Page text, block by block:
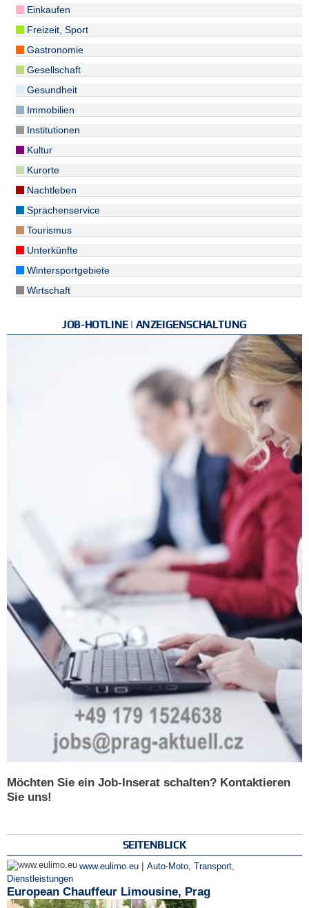
Einkaufen
Freizeit, Sport
Gastronomie
Gesellschaft
Gesundheit
Immobilien
Institutionen
Kultur
Kurorte
Nachtleben
Sprachenservice
Tourismus
Unterkünfte
Wintersportgebiete
Wirtschaft
JOB-HOTLINE | ANZEIGENSCHALTUNG
Möchten Sie ein Job-Inserat schalten? Kontaktieren
Sie uns!
SEITENBLICK
www.eulimo.eu | Auto-Moto, Transport,
Dienstleistungen
European Chauffeur Limousine, Prag